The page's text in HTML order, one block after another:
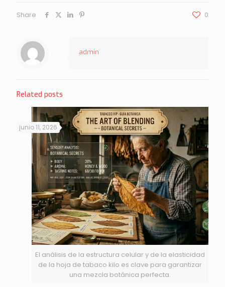
Share 0
admin
Related posts
El análisis de la estructura celular y de la elasticidad
de la hoja de tabaco kilo es clave para garantizar
una mezcla botánica perfecta.
junio 11, 2026